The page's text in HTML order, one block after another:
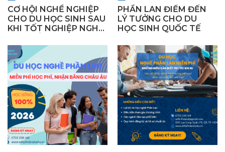
CƠ HỘI NGHỀ NGHIỆP
CHO DU HỌC SINH SAU
KHI TỐT NGHIỆP NGHỀ
PHẦN LAN ĐIỂM ĐẾN
LÝ TƯỞNG CHO DU
HỌC SINH QUỐC TẾ